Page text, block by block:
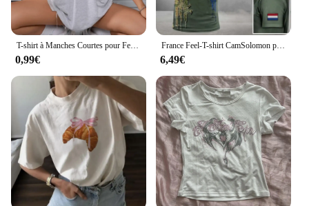
0,99€
France Feel-T-shirt CamSolomon pour Homme, T-shirt à Manches Courtes, Emblème Militaire, GerCamo Imprimé, Vétéran de l'Armée, Skip, Y-3D
6,49€